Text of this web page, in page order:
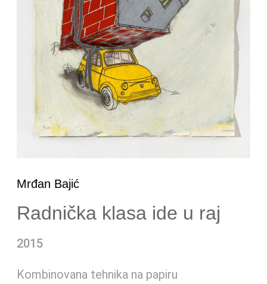
Mrđan Bajić
Radnička klasa ide u raj
2015
Kombinovana tehnika na papiru